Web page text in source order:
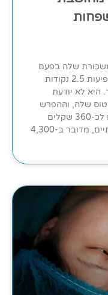
המשכורת שלה בפעם
הראשונה אחרי שנים. היא רואה שמופיעות 2.5 נקודות
היא לא יודעת
הסטטוס שלה, וההפרש
הזה – 1.5 נקודות לחודש – מתורגם לכ-360 שקלים
בחודש שהיא מפסידה. במונחים שנתיים, מדובר ב-4,300